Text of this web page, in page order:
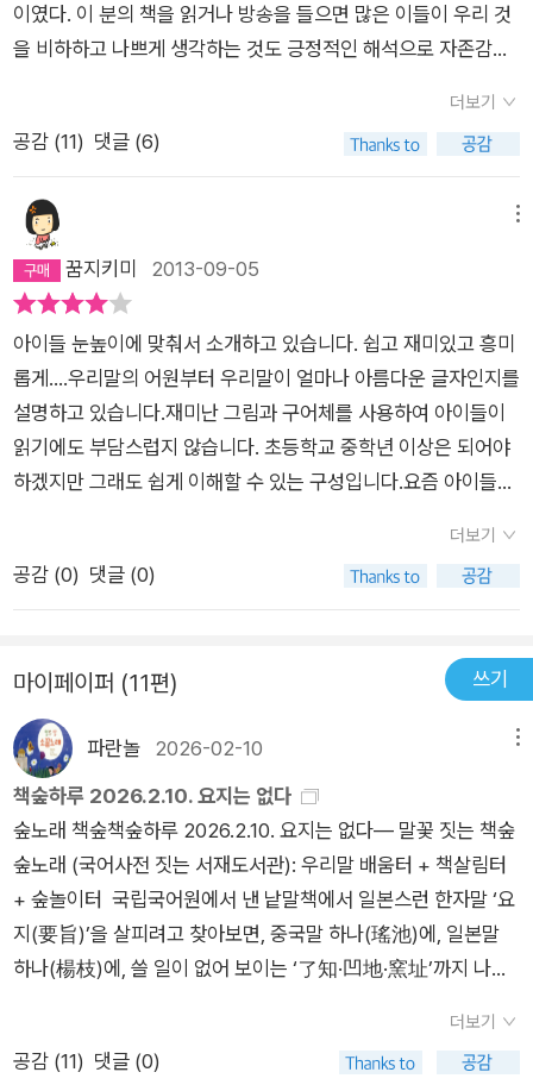
이였다. 이 분의 책을 읽거나 방송을 들으면 많은 이들이 우리 것
을 비하하고 나쁘게 생각하는 것도 긍정적인 해석으로 자존감을
게 하는 분이지만, 이 책도 아이들과 눈높이를 맞춰 조곤조곤 풀
어낸 '우리 말' 이야기라 흠뻑 빠져든다. '너 정말 우리말 아니?' 이
양반들과 부모들이 새겨들어야 할 말이다. 영어로 무엇을 말할 것
인가? 제아무리 영어를 잘해도 우리 것을 모르면, 말할 내용이 빈
약하다는 사실을 인정한다면 이 책을 읽어보시라. 혹시 이 책을
^우리는 스스로 한국말을 잘 안다고 생각하지만, 정말 잘 아느냐
재차 물으면 자신없어 스스르 꼬리를 내린다. 프랑스 사람들은 딸
을 키워 시집보낼 때 살림 밑천이 아니라 아름다운 프랑스 말을
가르쳐 보냈다는데, 바리바리 싸서 보내는 우리와 얼마나 대조적
인가? 왜 그네들은 딸들에게 아름다운 프랑스 말을 가르쳐 보냈
을까? 깊이 생각해 볼 일이다. 아홉 마당으로 풀어낸 우리말 이야
기와 창의성이 뛰어난 삽화는 책읽는 재미를 더한다. 첫번 째
리어울림(모음조화)이 또렷하고 어말과 어미 구분이 분명하다.
한 뿌리에서 갈라져 나왔지만 사람들이 살아가는 환경과 모습에
맞춰, 새로 만들어지거나 바뀌고 사라지기도 한다. 두번 째 마당,
말은 생각이 사는 집이다. 듣기에 같은 말도 어떻게 받아들이냐에
따라 다를 수 있다. 우리 생각과 함께 새끼를 치기도 하고 변하고
늙어 죽기도 한다. 아름다운 우리말이 많이 사라지고 한자말이나
영어가 대신하기도 한다. 한자와 우리말, 영어와 우리말, 일본어
와 우리말이 겹쳐서 쓰이기도 한다. 닭을 뜻하는 일본어 '도리'를
겹쳐서 쓴 '닭도리탕', 역전앞, 외가집 등은 대표적인 사례라 할 수
있다. 세 번째 마당, 말의 뿌리를 알면 우리 말이 보인다. 우리 말
은 체계적이고 정돈되었다. 민족 전체가 하나의 나무이고 거기서
여러가지로 갈라진 것이 우리이고, 뿌리는 우리 조상들이다. 한가
더보기
공감 (11) 댓글 (6)
꿈지키미 2013-09-05
아이들 눈높이에 맞춰서 소개하고 있습니다. 쉽고 재미있고 흥미
롭게....우리말의 어원부터 우리말이 얼마나 아름다운 글자인지를
설명하고 있습니다.재미난 그림과 구어체를 사용하여 아이들이
읽기에도 부담스럽지 않습니다. 초등학교 중학년 이상은 되어야
하겠지만 그래도 쉽게 이해할 수 있는 구성입니다.요즘 아이들이
사용되어 속상한데 이글은 나무람없이 우리글의 수중함을 알게
해줍니다. 우리말이 얼마나 아름다운지 소중한지 작가의 진심이
베어있어 읽는 사람도 함께 빠져들게 이어령선생님이 쓰셨습니
다. 부모들도 함께 읽어본다면 아이에게 좀더 구체적으로 아는척
할 수 있는 교양서 입니다.
더보기
공감 (0) 댓글 (0)
마이페이퍼 (11편) 쓰기
파란놀 2026-02-10
책숲하루 2026.2.10. 요지는 없다
숲노래 책숲책숲하루 2026.2.10. 요지는 없다― 말꽃 짓는 책숲
숲노래 (국어사전 짓는 서재도서관): 우리말 배움터 + 책살림터
+ 숲놀이터 국립국어원에서 낸 낱말책에서 일본스런 한자말 ‘요
지(要旨)’을 살피려고 찾아보면, 중국말 하나(瑤池)에, 일본말
하나(楊枝)에, 쓸 일이 없어 보이는 ‘了知·凹地·窯址’까지 나옵
는 다섯 한자말은 그야말로 실을 까닭이 없습니다. 그렇지만 국립
국어원 낱말책은 이 얼거리로 낱말을 부풀려서 실어요. 마치 더
더보기
공감 (11) 댓글 (0)